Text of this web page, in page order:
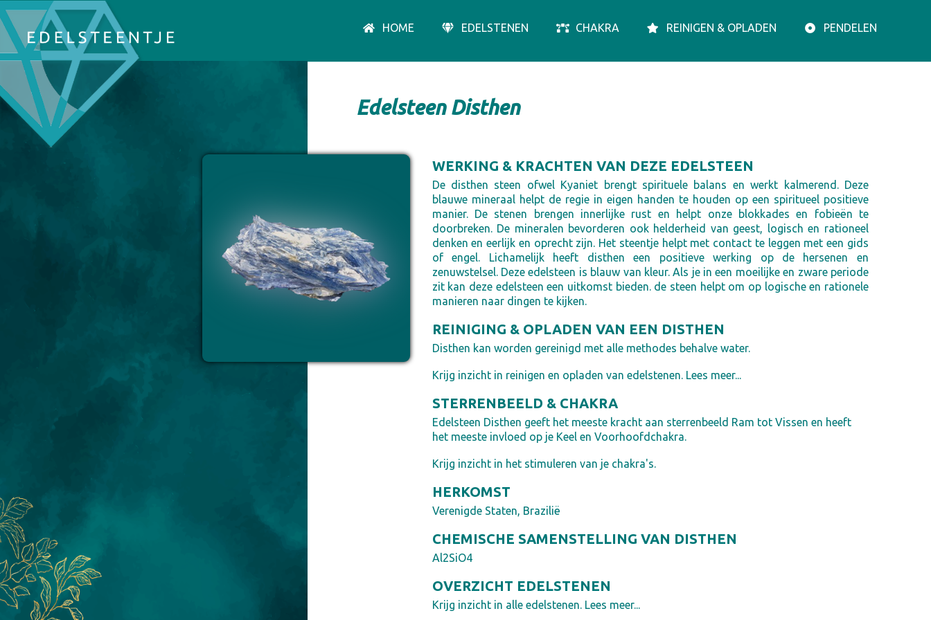
HOME EDELSTENEN CHAKRA REINIGEN & OPLADEN PENDELEN
Edelsteen Disthen
WERKING & KRACHTEN VAN DEZE EDELSTEEN
De disthen steen ofwel Kyaniet brengt spirituele balans en werkt kalmerend. Deze
blauwe mineraal helpt de regie in eigen handen te houden op een spiritueel positieve
manier. De stenen brengen innerlijke rust en helpt onze blokkades en fobieën te
doorbreken. De mineralen bevorderen ook helderheid van geest, logisch en rationeel
denken en eerlijk en oprecht zijn. Het steentje helpt met contact te leggen met een gids
of engel. Lichamelijk heeft disthen een positieve werking op de hersenen en
zenuwstelsel. Deze edelsteen is blauw van kleur. Als je in een moeilijke en zware periode
zit kan deze edelsteen een uitkomst bieden. de steen helpt om op logische en rationele
manieren naar dingen te kijken.
REINIGING & OPLADEN VAN EEN DISTHEN
Disthen kan worden gereinigd met alle methodes behalve water.
Krijg inzicht in reinigen en opladen van edelstenen. Lees meer...
STERRENBEELD & CHAKRA
Edelsteen Disthen geeft het meeste kracht aan sterrenbeeld Ram tot Vissen en heeft
het meeste invloed op je Keel en Voorhoofdchakra.
Krijg inzicht in het stimuleren van je chakra's.
HERKOMST
Verenigde Staten, Brazilië
CHEMISCHE SAMENSTELLING VAN DISTHEN
Al2SiO4
OVERZICHT EDELSTENEN
Krijg inzicht in alle edelstenen. Lees meer...